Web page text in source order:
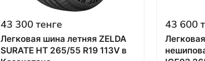
43 300 тенге
Легковая шина летняя ZELDA
SURATE HT 265/55 R19 113V в
43 600